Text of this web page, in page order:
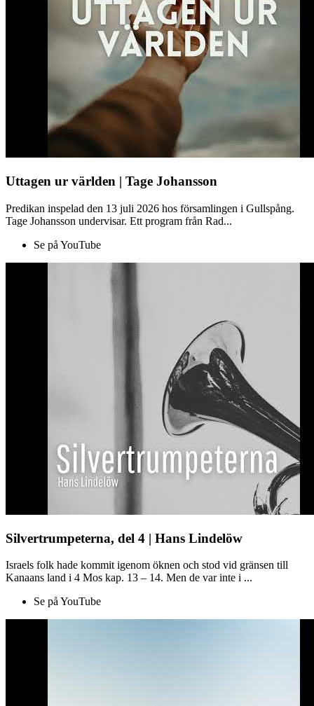
Uttagen ur världen | Tage Johansson
Predikan inspelad den 13 juli 2026 hos församlingen i Gullspång.
Tage Johansson undervisar. Ett program från Rad...
Se på YouTube
Silvertrumpeterna, del 4 | Hans Lindelöw
Israels folk hade kommit igenom öknen och stod vid gränsen till
Kanaans land i 4 Mos kap. 13 – 14. Men de var inte i ...
Se på YouTube